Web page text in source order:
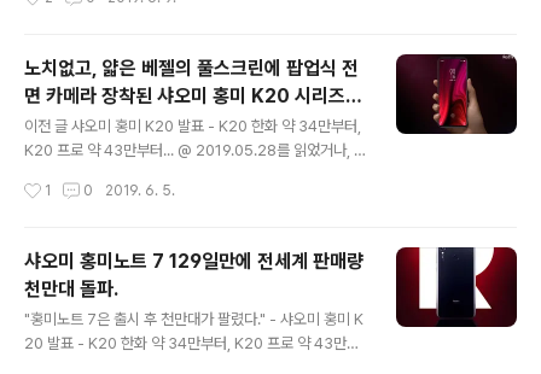
그리고 글이 상당히 긴 데, 미 9 국내 정식 ..
구했는데, 이전에 사용하던 사람의 데이터가 남아있을 지
하려고보니, 아래처럼 구글 지보드에 한글이 제대로 입력
이 되지 않는 것을 볼 수 있었다. 공장 초기화한 뒤, 구글 지
보드에 한글이 제대로 입력 안 됨--인터넷 접속 안 했을 때.
영상의 앞부분은 미위(Miui는 샤오미의 안드로이드 운영
이드이다.) 버전을 확인하는 것으로 보다시피 10.2.8.0으
노치없고, 얇은 베젤의 풀스크린에 팝업식 전
면 카메라 장착된 샤오미 홍미 K20 시리즈--
플래그쉽 킬러 제품 소개
이전 글 샤오미 홍미 K20 발표 - K20 한화 약 34만부터,
K20 프로 약 43만부터... @ 2019.05.28를 읽었거나, 다
월 28일에 발표되었고, 중국에서는 6월 1일쯤부터 판매를
에 대한 간략한 배경 소개와 제품 사양에 대해 소개를 한다.
샤오미에서 홍미를 독자브랜드로... 샤오미에서 2019년 1
월 10일에 홍미노트 7을 발표했다. 레드미(홍미노트) 7은
샤오미에서 홍미노트 시리즈로 출시를 하던 최신 제품이었
다. 그리고 샤오미에서 이 제품을 기점으로 독자브랜드로
1 0 2019. 6. 5.
샤오미 홍미노트 7 129일만에 전세계 판매량
천만대 돌파.
"홍미노트 7은 출시 후 천만대가 팔렸다." - 샤오미 홍미 K
20 발표 - K20 한화 약 34만부터, K20 프로 약 43만부